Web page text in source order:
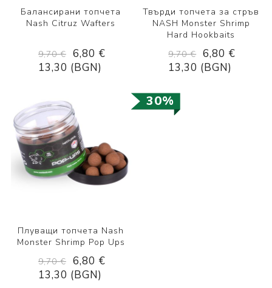
Балансирани топчета
Nash Citruz Wafters
9,70 € 6,80 €
13,30 (BGN)
Твърди топчета за стръв
NASH Monster Shrimp
Hard Hookbaits
9,70 € 6,80 €
13,30 (BGN)
30%
Плуващи топчета Nash
Monster Shrimp Pop Ups
9,70 € 6,80 €
13,30 (BGN)